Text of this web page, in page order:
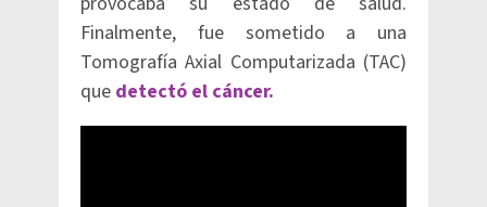
Finalmente, fue sometido a una
Tomografía Axial Computarizada (TAC)
que detectó el cáncer.